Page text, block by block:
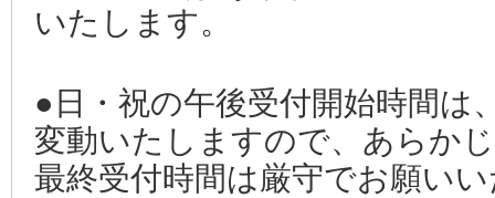
いたします。
●日・祝の午後受付開始時間は
変動いたしますので、あらか
最終受付時間は厳守でお願い